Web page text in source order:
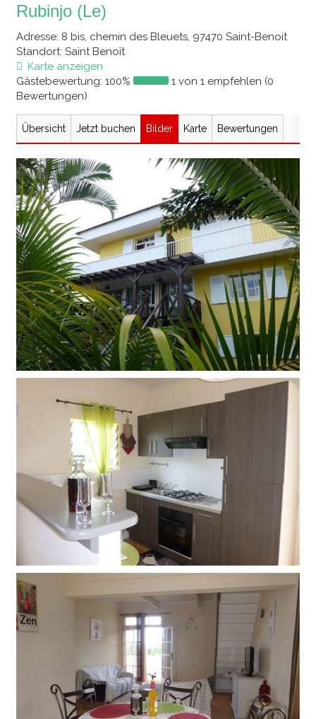
Rubinjo (Le)
Adresse: 8 bis, chemin des Bleuets, 97470 Saint-Benoit
Standort: Saint Benoît
Karte anzeigen
Gästebewertung: 100%
1 von 1 empfehlen (0
Bewertungen)
Übersicht Jetzt buchen Bilder Karte Bewertungen